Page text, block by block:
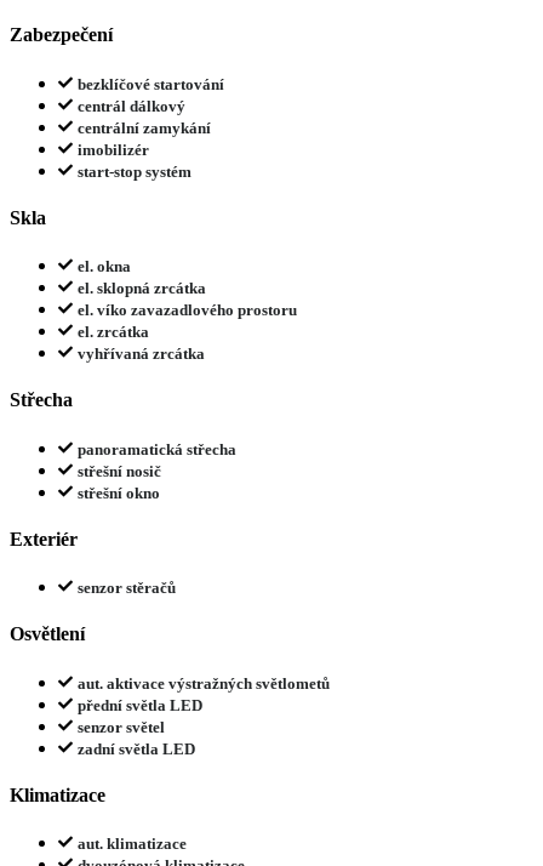
Zabezpečení
bezklíčové startování
centrál dálkový
centrální zamykání
imobilizér
start-stop systém
Skla
el. okna
el. sklopná zrcátka
el. víko zavazadlového prostoru
el. zrcátka
vyhřívaná zrcátka
Střecha
panoramatická střecha
střešní nosič
střešní okno
Exteriér
senzor stěračů
Osvětlení
aut. aktivace výstražných světlometů
přední světla LED
senzor světel
zadní světla LED
Klimatizace
aut. klimatizace